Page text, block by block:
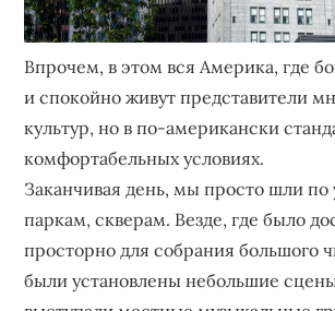
Впрочем, в этом вся Америка, где
и спокойно живут представители
культур, но в по-американски
комфортабельных условиях.
Заканчивая день, мы просто шли по
паркам, скверам. Везде, где было
просторно для собрания большого
были установлены небольшие